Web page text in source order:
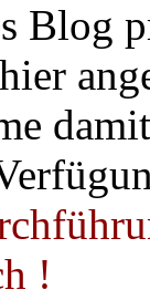
Blog
!